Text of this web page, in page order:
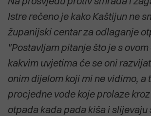
Istre rečeno je kako Kaštijun ne
županijski centar za odlaganje
"Postavljam pitanje što je s
kakvim uvjetima će se oni
onim dijelom koji mi ne vidimo, a
procjedne vode koje prolaze
otpada kada pada kiša i slijevaju